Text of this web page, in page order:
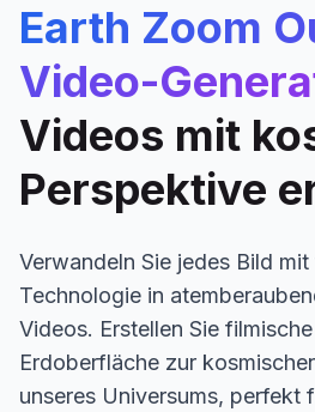
Earth Zoom
Video-
Videos mit
Perspektive
Verwandeln Sie jedes Bild
Technologie in
Videos. Erstellen Sie
Erdoberfläche zur
unseres Universums, perfekt